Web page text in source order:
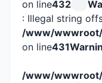
on line432
: Illegal string
/www/wwwroot/
on line431
/www/wwwroot/